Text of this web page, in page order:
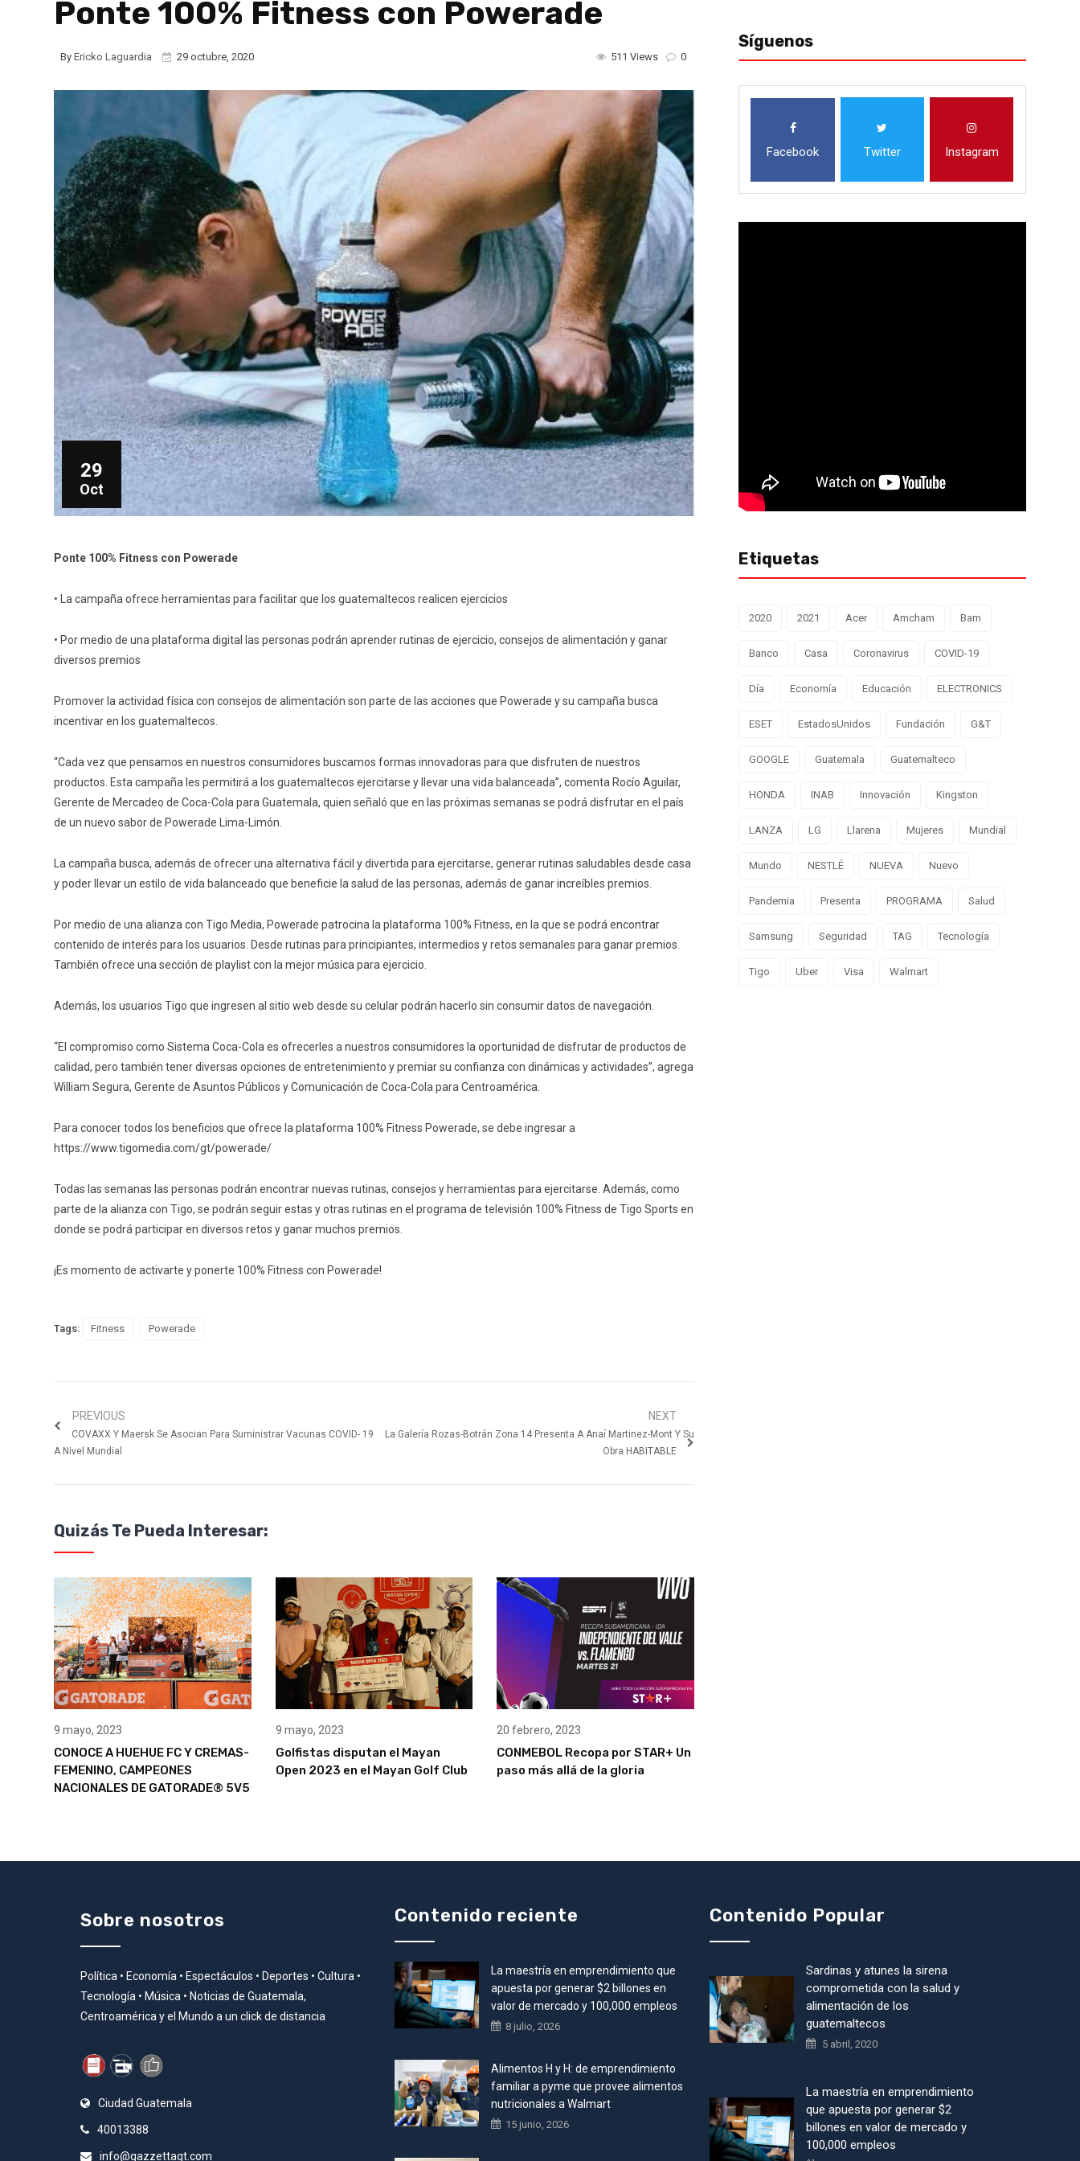
Ponte 100% Fitness con Powerade
By Ericko Laguardia 29 octubre, 2020 0
511 Views
29
Oct
Ponte 100% Fitness con Powerade
• La campaña ofrece herramientas para facilitar que los guatemaltecos realicen ejercicios
• Por medio de una plataforma digital las personas podrán aprender rutinas de ejercicio, consejos de alimentación y ganar
diversos premios
Promover la actividad física con consejos de alimentación son parte de las acciones que Powerade y su campaña busca
incentivar en los guatemaltecos.
“Cada vez que pensamos en nuestros consumidores buscamos formas innovadoras para que disfruten de nuestros
productos. Esta campaña les permitirá a los guatemaltecos ejercitarse y llevar una vida balanceada”, comenta Rocío Aguilar,
Gerente de Mercadeo de Coca-Cola para Guatemala, quien señaló que en las próximas semanas se podrá disfrutar en el país
de un nuevo sabor de Powerade Lima-Limón.
La campaña busca, además de ofrecer una alternativa fácil y divertida para ejercitarse, generar rutinas saludables desde casa
y poder llevar un estilo de vida balanceado que beneficie la salud de las personas, además de ganar increíbles premios.
Por medio de una alianza con Tigo Media, Powerade patrocina la plataforma 100% Fitness, en la que se podrá encontrar
contenido de interés para los usuarios. Desde rutinas para principiantes, intermedios y retos semanales para ganar premios.
También ofrece una sección de playlist con la mejor música para ejercicio.
Además, los usuarios Tigo que ingresen al sitio web desde su celular podrán hacerlo sin consumir datos de navegación.
“El compromiso como Sistema Coca-Cola es ofrecerles a nuestros consumidores la oportunidad de disfrutar de productos de
calidad, pero también tener diversas opciones de entretenimiento y premiar su confianza con dinámicas y actividades”, agrega
William Segura, Gerente de Asuntos Públicos y Comunicación de Coca-Cola para Centroamérica.
Para conocer todos los beneficios que ofrece la plataforma 100% Fitness Powerade, se debe ingresar a
https://www.tigomedia.com/gt/powerade/
Todas las semanas las personas podrán encontrar nuevas rutinas, consejos y herramientas para ejercitarse. Además, como
parte de la alianza con Tigo, se podrán seguir estas y otras rutinas en el programa de televisión 100% Fitness de Tigo Sports en
donde se podrá participar en diversos retos y ganar muchos premios.
¡Es momento de activarte y ponerte 100% Fitness con Powerade!
Tags: Fitness Powerade
PREVIOUS
COVAXX Y Maersk Se Asocian Para Suministrar Vacunas COVID- 19
A Nivel Mundial
NEXT
La Galería Rozas-Botrán Zona 14 Presenta A Anaí Martinez-Mont Y Su
Obra HABITABLE
Quizás Te Pueda Interesar:
9 mayo, 2023
CONOCE A HUEHUE FC Y CREMAS-
FEMENINO, CAMPEONES
NACIONALES DE GATORADE® 5V5
9 mayo, 2023
Golfistas disputan el Mayan
Open 2023 en el Mayan Golf Club
20 febrero, 2023
CONMEBOL Recopa por STAR+ Un
paso más allá de la gloria
Síguenos
Facebook Twitter Instagram
Etiquetas
2020 2021 Acer Amcham Bam
Banco Casa Coronavirus COVID-19
Día Economía Educación ELECTRONICS
ESET EstadosUnidos Fundación G&T
GOOGLE Guatemala Guatemalteco
HONDA INAB Innovación Kingston
LANZA LG Llarena Mujeres Mundial
Mundo NESTLÉ NUEVA Nuevo
Pandemia Presenta PROGRAMA Salud
Samsung Seguridad TAG Tecnología
Tigo Uber Visa Walmart
Sobre nosotros
Política • Economía • Espectáculos • Deportes • Cultura •
Tecnología • Música • Noticias de Guatemala,
Centroamérica y el Mundo a un click de distancia
Ciudad Guatemala
40013388
info@gazzettagt.com
Contenido reciente
La maestría en emprendimiento que
apuesta por generar $2 billones en
valor de mercado y 100,000 empleos
8 julio, 2026
Alimentos H y H: de emprendimiento
familiar a pyme que provee alimentos
nutricionales a Walmart
15 junio, 2026
Contenido Popular
Sardinas y atunes la sirena
comprometida con la salud y
alimentación de los
guatemaltecos
5 abril, 2020
La maestría en emprendimiento
que apuesta por generar $2
billones en valor de mercado y
100,000 empleos